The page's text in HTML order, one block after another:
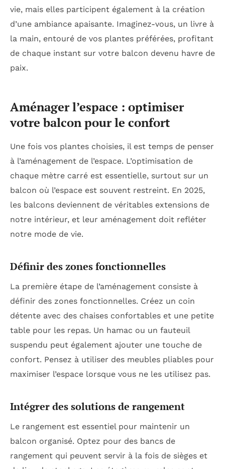
vie, mais elles participent également à la création
d’une ambiance apaisante. Imaginez-vous, un livre à
la main, entouré de vos plantes préférées, profitant
de chaque instant sur votre balcon devenu havre de
paix.
Aménager l’espace : optimiser
votre balcon pour le confort
Une fois vos plantes choisies, il est temps de penser
à l’aménagement de l’espace. L’optimisation de
chaque mètre carré est essentielle, surtout sur un
balcon où l’espace est souvent restreint. En 2025,
les balcons deviennent de véritables extensions de
notre intérieur, et leur aménagement doit refléter
notre mode de vie.
Définir des zones fonctionnelles
La première étape de l’aménagement consiste à
définir des zones fonctionnelles. Créez un coin
détente avec des chaises confortables et une petite
table pour les repas. Un hamac ou un fauteuil
suspendu peut également ajouter une touche de
confort. Pensez à utiliser des meubles pliables pour
maximiser l’espace lorsque vous ne les utilisez pas.
Intégrer des solutions de rangement
Le rangement est essentiel pour maintenir un
balcon organisé. Optez pour des bancs de
rangement qui peuvent servir à la fois de sièges et